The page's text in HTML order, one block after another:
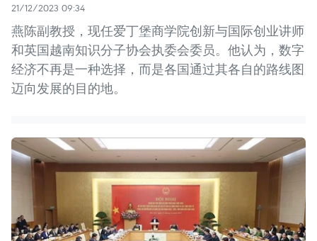
21/12/2023 09:34
燕陈副教授，现任爱丁堡商学院创新与国际创业讲师
和英国越南知识分子协会执委会委员。他认为，数字
经济不再是一种选择，而是各国通过其各自的路线图
迈向发展的目的地。